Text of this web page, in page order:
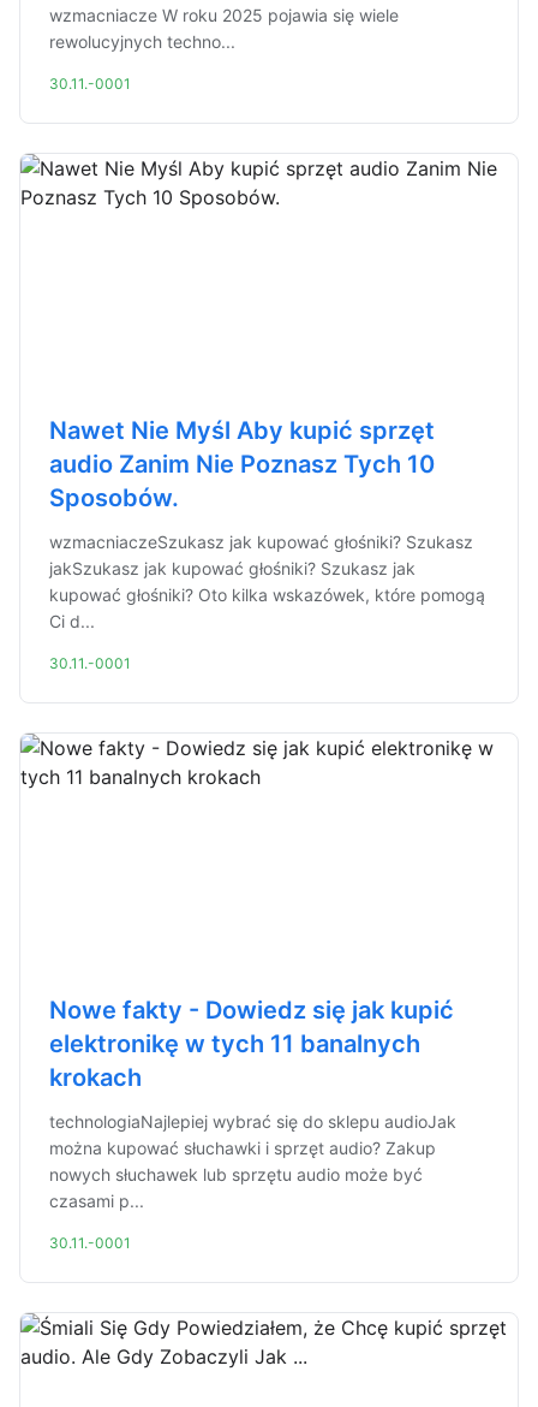
wzmacniacze W roku 2025 pojawia się wiele
rewolucyjnych techno...
30.11.-0001
Nawet Nie Myśl Aby kupić sprzęt
audio Zanim Nie Poznasz Tych 10
Sposobów.
wzmacniaczeSzukasz jak kupować głośniki? Szukasz
jakSzukasz jak kupować głośniki? Szukasz jak
kupować głośniki? Oto kilka wskazówek, które pomogą
Ci d...
30.11.-0001
Nowe fakty - Dowiedz się jak kupić
elektronikę w tych 11 banalnych
krokach
technologiaNajlepiej wybrać się do sklepu audioJak
można kupować słuchawki i sprzęt audio? Zakup
nowych słuchawek lub sprzętu audio może być
czasami p...
30.11.-0001